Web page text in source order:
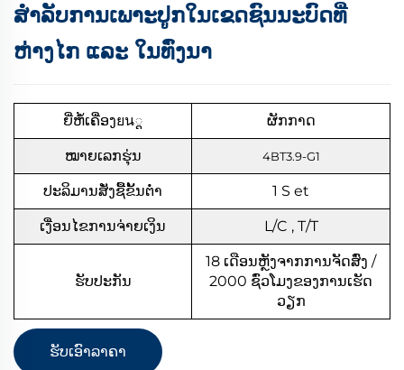
ສຳລັບການເພາະປູກໃນເຂດຊົນນະບົດທີ່
ຫ່າງໄກ ແລະ ໃນທົ່ງນາ
ຍີ່ຫໍ້ເຄື່ອງยน្ត ຜັກກາດ
ໝາຍເລກຮຸ່ນ 4BT3.9-G1
ປະລິມານສັ່ງຊື້ຂັ້ນຕ່ຳ 1 S et
ເງື່ອນໄຂການຈ່າຍເງິນ L/C , T/T
ຮັບປະກັນ
18 ເດືອນຫຼັງຈາກການຈັດສົ່ງ /
2000 ຊົ່ວໂມງຂອງການເຮັດ
ວຽກ
ຮັບເອົາລາຄາ